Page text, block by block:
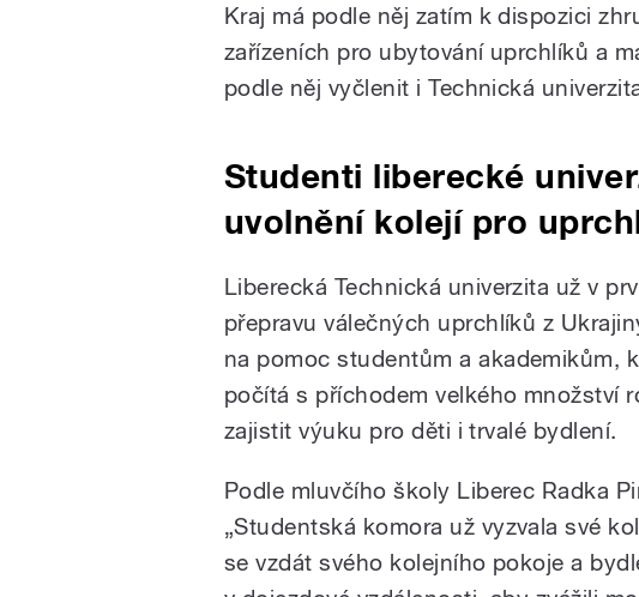
Kraj má podle něj zatím k dispozici
zařízeních pro ubytování uprchlíků a
podle něj vyčlenit i Technická
Studenti liberecké
uvolnění kolejí pro
Liberecká Technická univerzita už v
přepravu válečných uprchlíků z
na pomoc studentům a akademikům,
počítá s příchodem velkého množství
zajistit výuku pro děti i trvalé bydlení.
Podle mluvčího školy Liberec Radka
„Studentská komora už vyzvala své
se vzdát svého kolejního pokoje a